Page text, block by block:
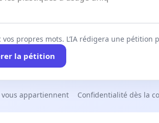
vos propres mots. L’IA rédigera une pétition
la pétition
vous appartiennent Confidentialité dès la